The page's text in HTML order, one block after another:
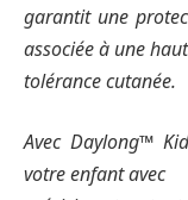
garantit une
associée à une
tolérance cutanée.
Avec Daylong™
votre enfant avec